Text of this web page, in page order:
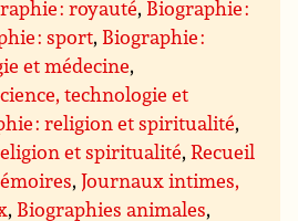
: royauté, Biographie :
: sport, Biographie :
et médecine,
technologie et
: religion et spiritualité,
et spiritualité,Recueil
,Journaux intimes,
, Biographies animales,